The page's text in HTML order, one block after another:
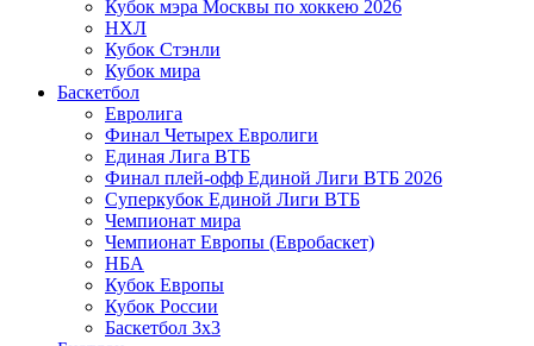
Кубок мэра Москвы по хоккею 2026
НХЛ
Кубок Стэнли
Кубок мира
Баскетбол
Евролига
Финал Четырех Евролиги
Единая Лига ВТБ
Финал плей-офф Единой Лиги ВТБ 2026
Суперкубок Единой Лиги ВТБ
Чемпионат мира
Чемпионат Европы (Евробаскет)
НБА
Кубок Европы
Кубок России
Баскетбол 3х3